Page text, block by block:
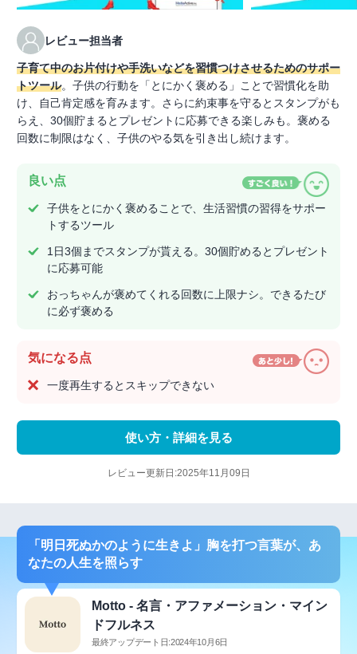
レビュー担当者
子育て中のお片付けや手洗いなどを習慣つけさせるためのサポー
トツール。子供の行動を「とにかく褒める」ことで習慣化を助
け、自己肯定感を育みます。さらに約束事を守るとスタンプがも
らえ、30個貯まるとプレゼントに応募できる楽しみも。褒める
回数に制限はなく、子供のやる気を引き出し続けます。
良い点
子供をとにかく褒めることで、生活習慣の習得をサポー
トするツール
1日3個までスタンプが貰える。30個貯めるとプレゼント
に応募可能
おっちゃんが褒めてくれる回数に上限ナシ。できるたび
に必ず褒める
気になる点
一度再生するとスキップできない
使い方・詳細を見る
レビュー更新日:2025年11月09日
「明日死ぬかのように生きよ」胸を打つ言葉が、あ
なたの人生を照らす
Motto - 名言・アファメーション・マイン
ドフルネス
最終アップデート日:2024年10月6日